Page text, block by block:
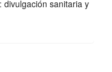
divulgación sanitaria y